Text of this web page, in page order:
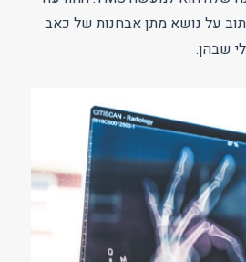
על נושא מתן אבחנות של כאב
שבהן.